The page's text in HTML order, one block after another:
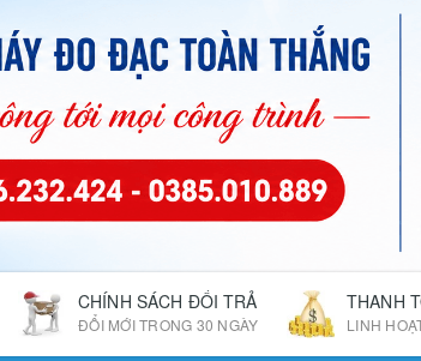
CHÍNH SÁCH ĐỔI TRẢ
ĐỔI MỚI TRONG 30 NGÀY
THANH
LINH